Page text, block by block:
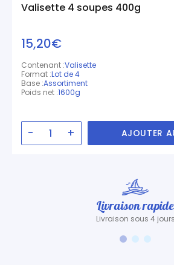
Valisette 4 soupes 400g
15,20€
Contenant :Valisette
Format :Lot de 4
Base :Assortiment
Poids net :1600g
- + AJOUTER
Livraison rapide
Livraison sous 4 jours